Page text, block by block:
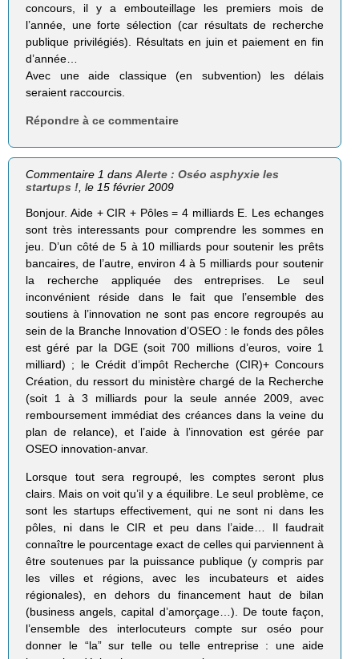
concours, il y a embouteillage les premiers mois de
l’année, une forte sélection (car résultats de recherche
publique privilégiés). Résultats en juin et paiement en fin
d’année…
Avec une aide classique (en subvention) les délais
seraient raccourcis.
Répondre à ce commentaire
Commentaire 1 dansAlerte : Oséo asphyxie les
startups ! , le 15 février 2009
Bonjour. Aide + CIR + Pôles = 4 milliards E. Les echanges
sont très interessants pour comprendre les sommes en
jeu. D’un côté de 5 à 10 milliards pour soutenir les prêts
bancaires, de l’autre, environ 4 à 5 milliards pour soutenir
la recherche appliquée des entreprises. Le seul
inconvénient réside dans le fait que l’ensemble des
soutiens à l’innovation ne sont pas encore regroupés au
sein de la Branche Innovation d’OSEO : le fonds des pôles
est géré par la DGE (soit 700 millions d’euros, voire 1
milliard) ; le Crédit d’impôt Recherche (CIR)+ Concours
Création, du ressort du ministère chargé de la Recherche
(soit 1 à 3 milliards pour la seule année 2009, avec
remboursement immédiat des créances dans la veine du
plan de relance), et l’aide à l’innovation est gérée par
OSEO innovation-anvar.
Lorsque tout sera regroupé, les comptes seront plus
clairs. Mais on voit qu’il y a équilibre. Le seul problème, ce
sont les startups effectivement, qui ne sont ni dans les
pôles, ni dans le CIR et peu dans l’aide… Il faudrait
connaître le pourcentage exact de celles qui parviennent à
être soutenues par la puissance publique (y compris par
les villes et régions, avec les incubateurs et aides
régionales), en dehors du financement haut de bilan
(business angels, capital d’amorçage…). De toute façon,
l’ensemble des interlocuteurs compte sur oséo pour
donner le “la” sur telle ou telle entreprise : une aide